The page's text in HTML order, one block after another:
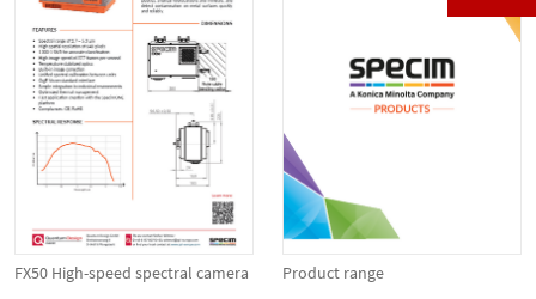
FX50 High-speed spectral camera Product range